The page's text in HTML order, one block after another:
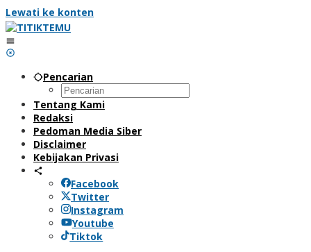
Lewati ke konten
Pencarian
Tentang Kami
Redaksi
Pedoman Media Siber
Disclaimer
Kebijakan Privasi
Facebook
Twitter
Instagram
Youtube
Tiktok